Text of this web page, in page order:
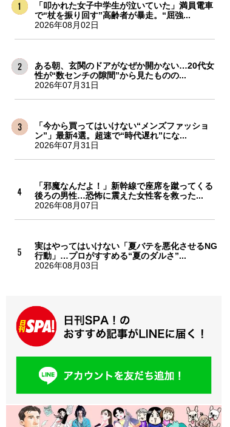
「叩かれた女子中学生が泣いていた」満員電車
で“杖を振り回す”高齢者が暴走。“屈強...
2026年08月02日
ある朝、玄関のドアがなぜか開かない…20代女
性が“数センチの隙間”から見たものの...
2026年07月31日
「今から買ってはいけない“メンズファッショ
ン”」最新4選。超速で“時代遅れ”にな...
2026年07月31日
「邪魔なんだよ！」新幹線で座席を蹴ってくる
後ろの男性…恐怖に震えた女性客を救った...
2026年08月07日
実はやってはいけない「夏バテを悪化させるNG
行動」…プロがすすめる“夏のダルさ”...
2026年08月03日